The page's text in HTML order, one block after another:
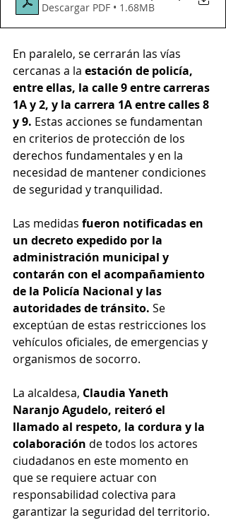
Descargar PDF • 1.68MB
En paralelo, se cerrarán las vías
cercanas a la estación de policía,
entre ellas, la calle 9 entre carreras
1A y 2, y la carrera 1A entre calles 8
y 9. Estas acciones se fundamentan
en criterios de protección de los
derechos fundamentales y en la
necesidad de mantener condiciones
de seguridad y tranquilidad.
Las medidas fueron notificadas en
un decreto expedido por la
administración municipal y
contarán con el acompañamiento
de la Policía Nacional y las
autoridades de tránsito. Se
exceptúan de estas restricciones los
vehículos oficiales, de emergencias y
organismos de socorro.
La alcaldesa, Claudia Yaneth
Naranjo Agudelo, reiteró el
llamado al respeto, la cordura y la
colaboración de todos los actores
ciudadanos en este momento en
que se requiere actuar con
responsabilidad colectiva para
garantizar la seguridad del territorio.